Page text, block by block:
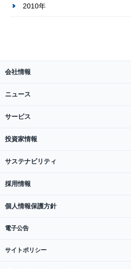
2010年
会社情報
ニュース
サービス
投資家情報
サステナビリティ
採用情報
個人情報保護方針
電子公告
サイトポリシー